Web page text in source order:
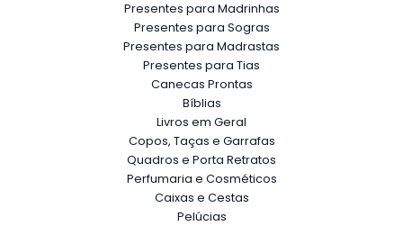
Presentes para Madrinhas
Presentes para Sogras
Presentes para Madrastas
Presentes para Tias
Canecas Prontas
Bíblias
Livros em Geral
Copos, Taças e Garrafas
Quadros e Porta Retratos
Perfumaria e Cosméticos
Caixas e Cestas
Pelúcias